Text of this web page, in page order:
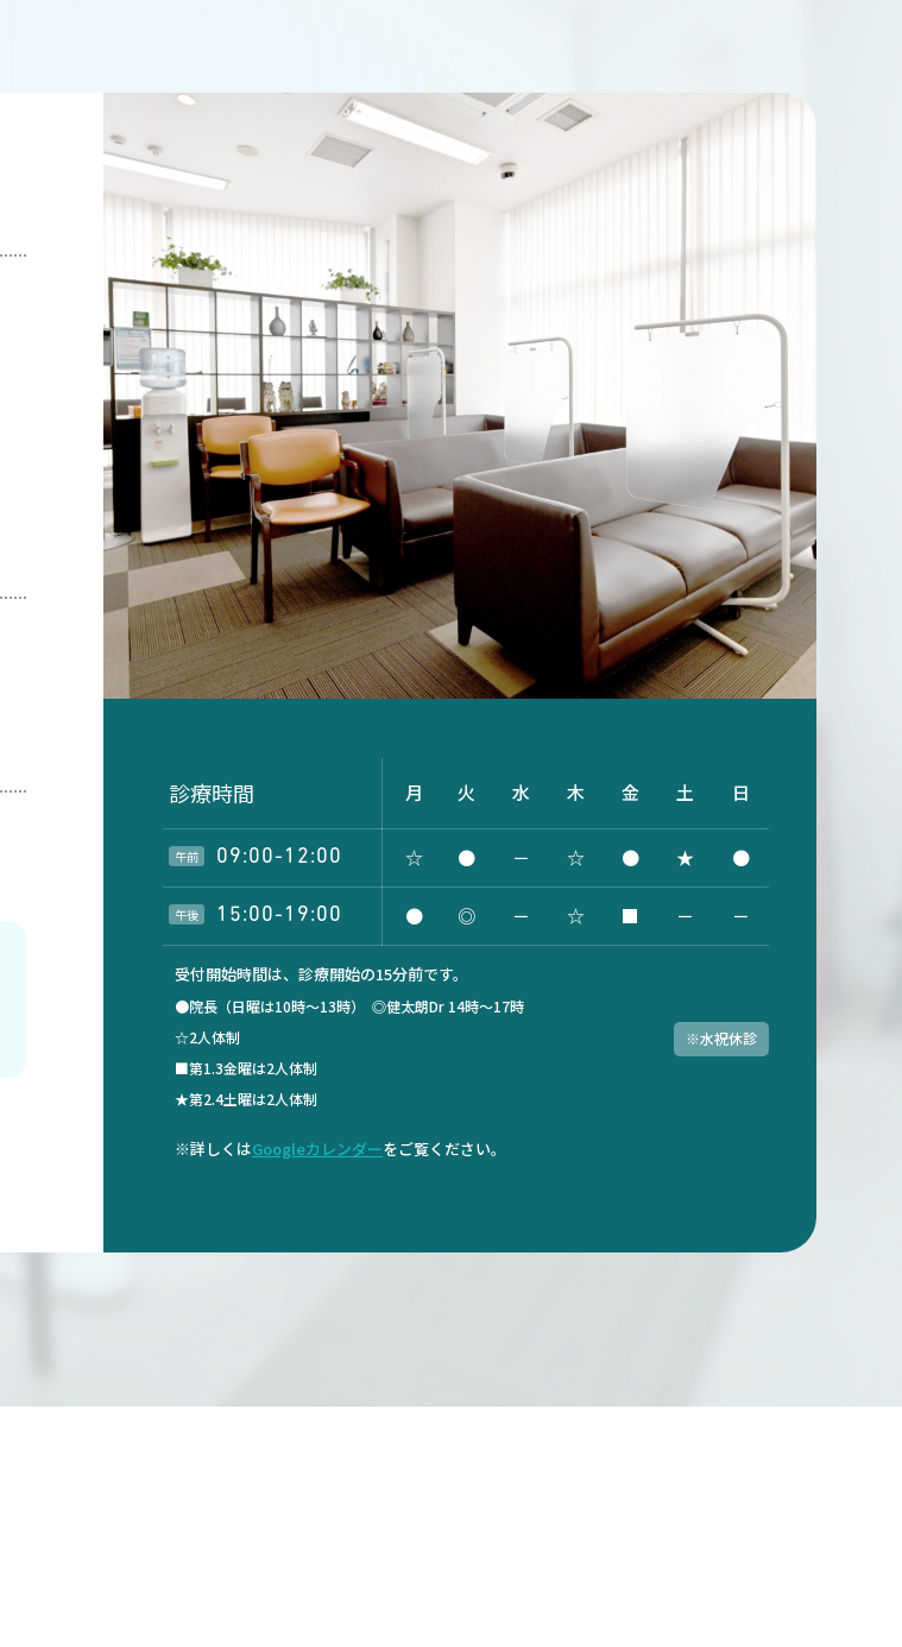
診療時間 月 火 水 木 金 土 日
午前 09:00-12:00 ☆ ● － ☆ ● ★ ●
午後 15:00-19:00 ● ◎ － ☆ ■ － －
受付開始時間は、診療開始の15分前です。
●院長（日曜は10時～13時） ◎健太朗Dr 14時～17時
☆2人体制
■第1.3金曜は2人体制
★第2.4土曜は2人体制
※水祝休診
※詳しくはGoogleカレンダーをご覧ください。